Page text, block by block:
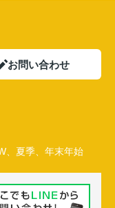
お問い合わせ
、夏季、年末年始